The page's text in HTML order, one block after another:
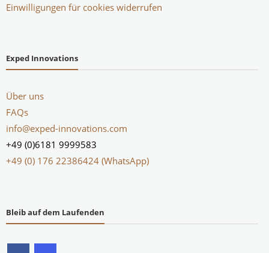
Einwilligungen für cookies widerrufen
Exped Innovations
Über uns
FAQs
info@exped-innovations.com
+49 (0)6181 9999583
+49 (0) 176 22386424 (WhatsApp)
Bleib auf dem Laufenden